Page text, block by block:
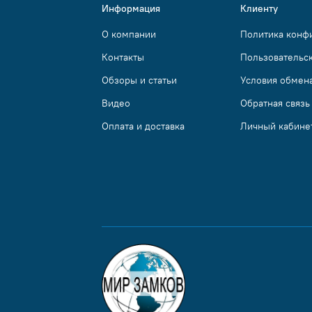
Информация
О компании
Контакты
Обзоры и статьи
Видео
Оплата и доставка
Клиенту
Политика
Условия
Обратная связь
Личный